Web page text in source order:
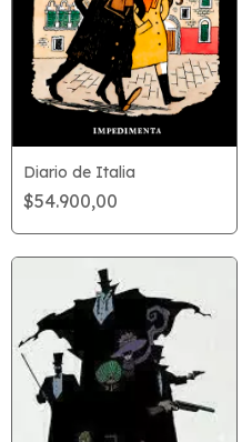
Diario de Italia
$54.900,00